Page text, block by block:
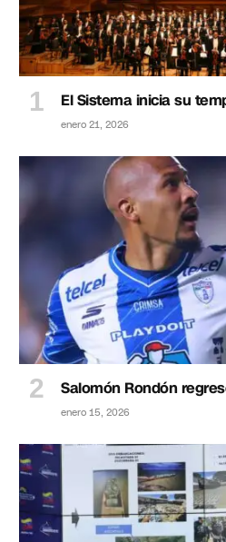
El Sistema inicia su
enero 21, 2026
Salomón Rondón
enero 15, 2026